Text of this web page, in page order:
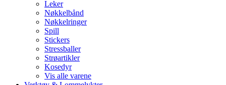
Leker
Nøkkelbånd
Nøkkelringer
Spill
Stickers
Stressballer
Strøartikler
Kosedyr
Vis alle varene